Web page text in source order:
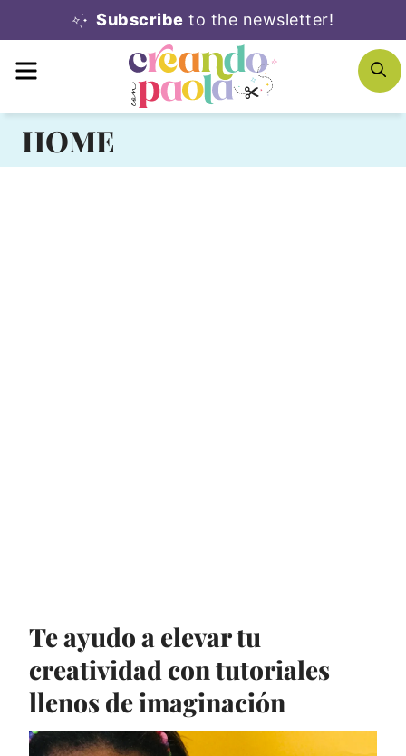
content
Subscribe to the newsletter!
MENU
HOME
Te ayudo a elevar tu
creatividad con tutoriales
llenos de imaginación